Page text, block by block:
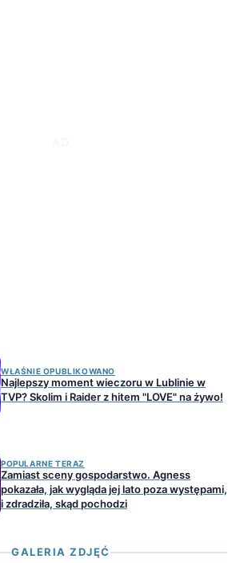
WŁAŚNIE OPUBLIKOWANO
Najlepszy moment wieczoru w Lublinie w
TVP? Skolim i Raider z hitem "LOVE" na żywo!
POPULARNE TERAZ
Zamiast sceny gospodarstwo. Agness
pokazała, jak wygląda jej lato poza występami,
i zdradziła, skąd pochodzi
GALERIA ZDJĘĆ